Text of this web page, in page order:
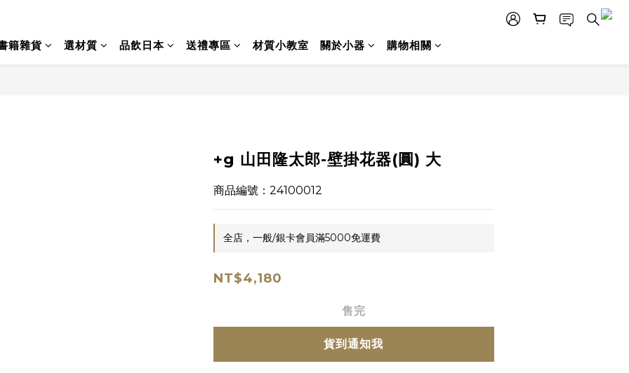
籍雜貨 選材質 品飲日本 送禮專區 材質小教室 關於小器 購物相關
+g 山田隆太郎-壁掛花器(圓) 大
商品編號：24100012
全店，一般/銀卡會員滿5000免運費
NT$4,180
售完
貨到通知我